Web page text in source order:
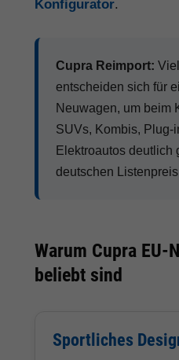
Konfigurator.
Cupra Reimport:
entscheiden sich für
Neuwagen, um beim
SUVs, Kombis, Plug-
Elektroautos deutlich
deutschen
Warum Cupra EU-
beliebt sind
Sportliches